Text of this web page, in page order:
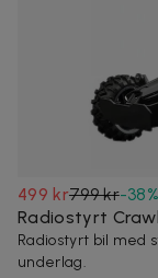
499 kr799 kr-38%
Radiostyrt
Radiostyrt bil med
underlag.